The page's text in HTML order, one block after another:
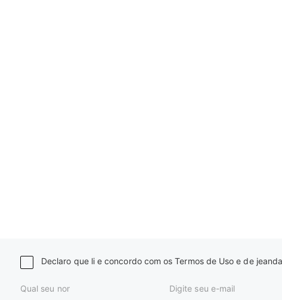
Declaro que li e concordo com os Termos de Uso e de